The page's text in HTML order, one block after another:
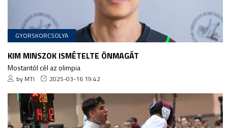
GYORSKORCSOLYA
KIM MINSZOK ISMÉTELTE ÖNMAGÁT
Mostantól cél az olimpia
by MTI 2025-03-16 19:42